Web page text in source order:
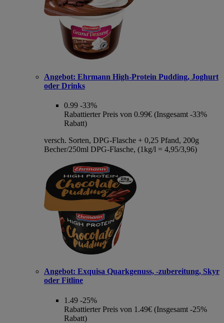
Angebot: Ehrmann High-Protein Pudding, Joghurt
oder Drinks
0.99 -33%
Rabattierter Preis von 0.99€ (Insgesamt -33%
Rabatt)
versch. Sorten, DPG-Flasche + 0,25 Pfand, 200g
Becher/250ml DPG-Flasche, (1kg/l = 4,95/3,96)
Angebot: Exquisa Quarkgenuss, -zubereitung, Skyr
oder Fitline
1.49 -25%
Rabattierter Preis von 1.49€ (Insgesamt -25%
Rabatt)